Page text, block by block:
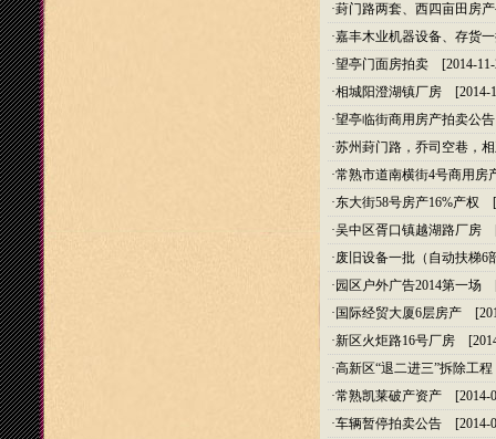
·葑门路两套、西四亩田房
·嘉丰木业机器设备、存货
·望亭门面房拍卖 [2014-
·相城阳澄湖镇厂房 [2014-
·望亭临街商用房产拍卖公告
·苏州葑门路，乔司空巷，
·常熟市道南横街4号商用房
·东大街58号房产16%产权
·吴中区胥口镇越湖路厂房
·废旧设备一批（自动扶梯6
· 园区户外广告2014第一场
· 国际经贸大厦6层房产
·新区火炬路16号厂房
·高新区“退二进三”拆除工程
·常熟凯莱破产资产 [2014-
·车辆暂停拍卖公告 [2014-